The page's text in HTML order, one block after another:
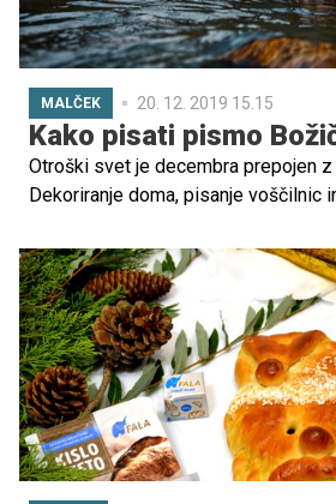
a povsod isto nalogo: obdariti tiste,
MALČEK 20. 12. 2019 15.15
Kako pisati pismo
Otroški svet je decembra prepojen
Dekoriranje doma, pisanje voščilnic
zagotovo na prvem mestu doživetij
Božičku in seveda jutro, ko pod
pisana darilca. Kakšno veselje! Da
pisma še bolj približali, vam
kako se stvari lotiti.